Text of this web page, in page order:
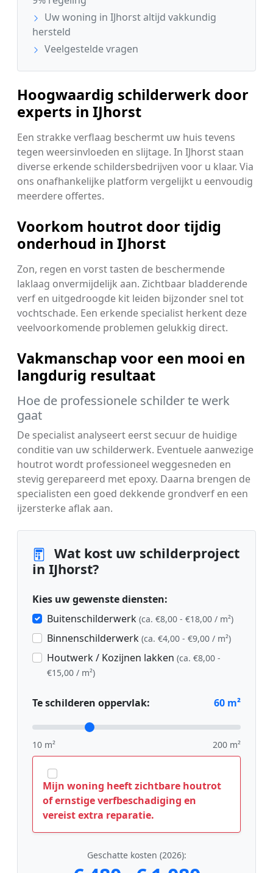
Uw woning in IJhorst altijd vakkundig
hersteld
Veelgestelde vragen
Hoogwaardig schilderwerk door
experts in IJhorst
Een strakke verflaag beschermt uw huis tevens
tegen weersinvloeden en slijtage. In IJhorst staan
diverse erkende schildersbedrijven voor u klaar. Via
ons onafhankelijke platform vergelijkt u eenvoudig
meerdere offertes.
Voorkom houtrot door tijdig
onderhoud in IJhorst
Zon, regen en vorst tasten de beschermende
laklaag onvermijdelijk aan. Zichtbaar bladderende
verf en uitgedroogde kit leiden bijzonder snel tot
vochtschade. Een erkende specialist herkent deze
veelvoorkomende problemen gelukkig direct.
Vakmanschap voor een mooi en
langdurig resultaat
Hoe de professionele schilder te werk
gaat
De specialist analyseert eerst secuur de huidige
conditie van uw schilderwerk. Eventuele aanwezige
houtrot wordt professioneel weggesneden en
stevig gerepareerd met epoxy. Daarna brengen de
specialisten een goed dekkende grondverf en een
ijzersterke aflak aan.
Wat kost uw schilderproject
in IJhorst?
Kies uw gewenste diensten:
Buitenschilderwerk (ca. €8,00 - €18,00 / m²)
Binnenschilderwerk (ca. €4,00 - €9,00 / m²)
Houtwerk / Kozijnen lakken (ca. €8,00 -
€15,00 / m²)
Te schilderen oppervlak: 60 m²
10 m² 200 m²
Mijn woning heeft zichtbare houtrot
of ernstige verfbeschadiging en
vereist extra reparatie.
Geschatte kosten (2026):